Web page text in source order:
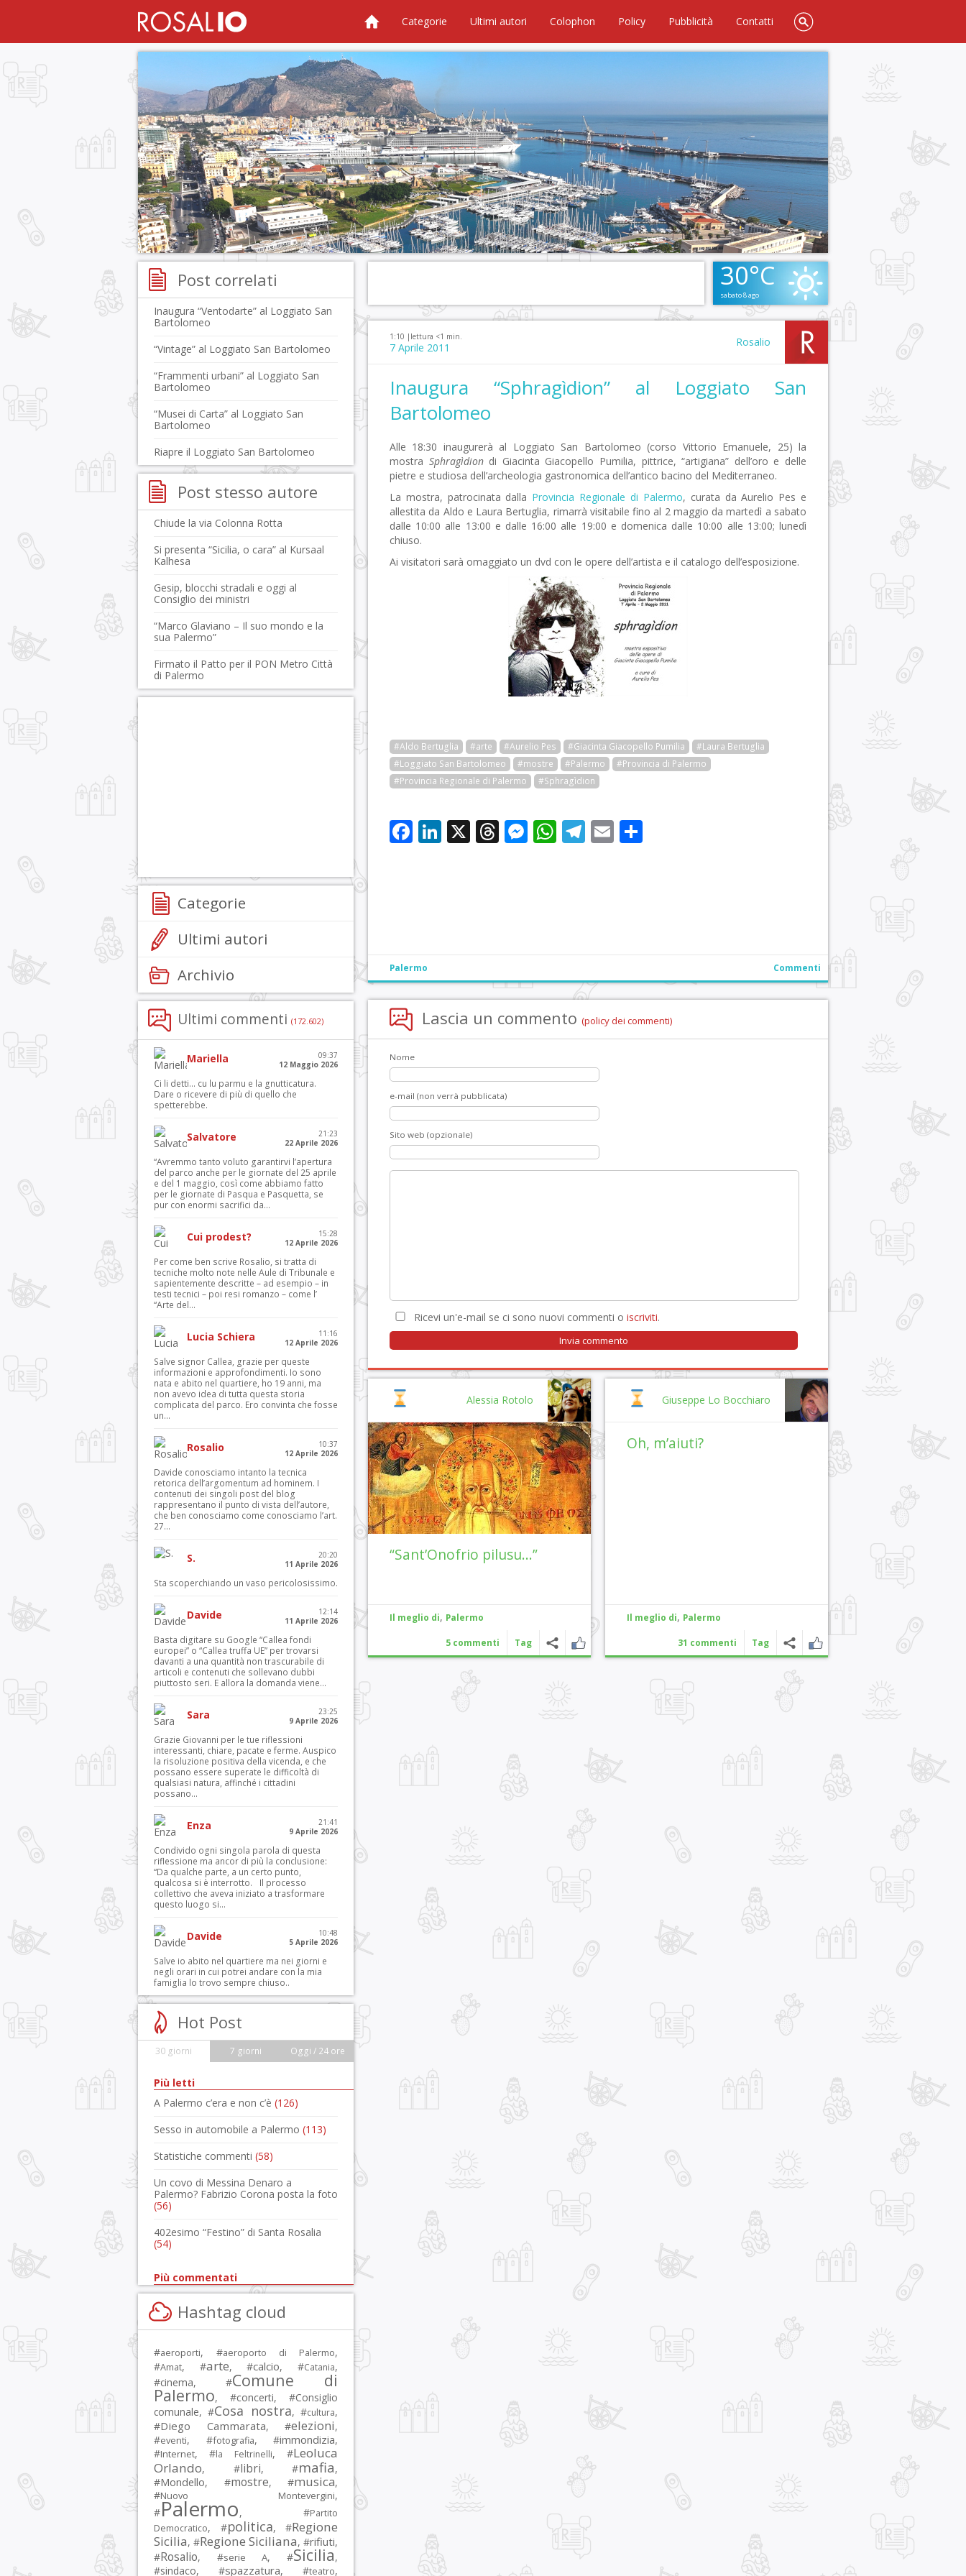
Categorie Ultimi autori Colophon Policy Pubblicità Contatti
30°C
sabato 8 ago
1:10 | lettura <1 min.
7 Aprile 2011 Rosalio
Inaugura “Sphragìdion” al Loggiato San
Bartolomeo
Alle 18:30 inaugurerà al Loggiato San Bartolomeo (corso Vittorio Emanuele, 25) la
mostra Sphragìdiondi Giacinta Giacopello Pumilia, pittrice, “artigiana” dell’oro e delle
pietre e studiosa dell’archeologia gastronomica dell’antico bacino del Mediterraneo.
La mostra, patrocinata dalla Provincia Regionale di Palermo, curata da Aurelio Pes e
allestita da Aldo e Laura Bertuglia, rimarrà visitabile fino al 2 maggio da martedì a sabato
dalle 10:00 alle 13:00 e dalle 16:00 alle 19:00 e domenica dalle 10:00 alle 13:00; lunedì
chiuso.
Ai visitatori sarà omaggiato un dvd con le opere dell’artista e il catalogo dell’esposizione.
#Aldo Bertuglia #arte #Aurelio Pes #Giacinta Giacopello Pumilia
#Laura Bertuglia
#Loggiato San Bartolomeo
#mostre #Palermo
#Provincia di Palermo
#Provincia Regionale di Palermo
#Sphragìdion
Facebook
LinkedIn
X Threads
Messenger
WhatsApp
Telegram
Email
Palermo Commenti
Lascia un commento (policy dei commenti)
Nome
e-mail (non verrà pubblicata)
Sito web (opzionale)
Ricevi un'e-mail se ci sono nuovi commenti o iscriviti.
Giuseppe Lo Bocchiaro
Oh, m’aiuti?
Il meglio di, Palermo
31 commenti Tag
Alessia Rotolo
“Sant’Onofrio pilusu…”
Il meglio di, Palermo
5 commenti Tag
Post correlati
Inaugura “Ventodarte” al Loggiato San
Bartolomeo
“Vintage” al Loggiato San Bartolomeo
“Frammenti urbani” al Loggiato San
Bartolomeo
“Musei di Carta” al Loggiato San
Bartolomeo
Riapre il Loggiato San Bartolomeo
Post stesso autore
Chiude la via Colonna Rotta
Si presenta “Sicilia, o cara” al Kursaal
Kalhesa
Gesip, blocchi stradali e oggi al
Consiglio dei ministri
“Marco Glaviano – Il suo mondo e la
sua Palermo”
Firmato il Patto per il PON Metro Città
di Palermo
Categorie
Ultimi autori
Archivio
Ultimi commenti (172.602)
Mariella
09:37
12 Maggio 2026
Ci li detti… cu lu parmu e la gnutticatura.
Dare o ricevere di più di quello che
spetterebbe.
Salvatore
21:23
22 Aprile 2026
“Avremmo tanto voluto garantirvi l’apertura
del parco anche per le giornate del 25 aprile
e del 1 maggio, così come abbiamo fatto
per le giornate di Pasqua e Pasquetta, se
pur con enormi sacrifici da...
Cui prodest?
15:28
12 Aprile 2026
Per come ben scrive Rosalio, si tratta di
tecniche molto note nelle Aule di Tribunale e
sapientemente descritte – ad esempio – in
testi tecnici – poi resi romanzo – come l’
“Arte del...
Lucia Schiera
11:16
12 Aprile 2026
Salve signor Callea, grazie per queste
informazioni e approfondimenti. Io sono
nata e abito nel quartiere, ho 19 anni, ma
non avevo idea di tutta questa storia
complicata del parco. Ero convinta che fosse
un...
Rosalio
10:37
12 Aprile 2026
Davide conosciamo intanto la tecnica
retorica dell’argomentum ad hominem. I
contenuti dei singoli post del blog
rappresentano il punto di vista dell’autore,
che ben conosciamo come conosciamo l’art.
27...
S.
20:20
11 Aprile 2026
Sta scoperchiando un vaso pericolosissimo.
Davide
12:14
11 Aprile 2026
Basta digitare su Google “Callea fondi
europei” o “Callea truffa UE” per trovarsi
davanti a una quantità non trascurabile di
articoli e contenuti che sollevano dubbi
piuttosto seri. E allora la domanda viene...
Sara
23:25
9 Aprile 2026
Grazie Giovanni per le tue riflessioni
interessanti, chiare, pacate e ferme. Auspico
la risoluzione positiva della vicenda, e che
possano essere superate le difficoltà di
qualsiasi natura, affinché i cittadini
possano...
Enza
21:41
9 Aprile 2026
Condivido ogni singola parola di questa
riflessione ma ancor di più la conclusione:
“Da qualche parte, a un certo punto,
qualcosa si è interrotto. Il processo
collettivo che aveva iniziato a trasformare
questo luogo si...
Davide
10:48
5 Aprile 2026
Salve io abito nel quartiere ma nei giorni e
negli orari in cui potrei andare con la mia
famiglia lo trovo sempre chiuso..
Hot Post
30 giorni 7 giorni Oggi / 24 ore
Più letti
A Palermo c’era e non c’è (126)
Sesso in automobile a Palermo (113)
Statistiche commenti (58)
Un covo di Messina Denaro a
Palermo? Fabrizio Corona posta la foto
(56)
402esimo “Festino” di Santa Rosalia
(54)
Più commentati
Hashtag cloud
#aeroporti, #aeroporto di Palermo,
#Amat, #arte, #calcio, #Catania,
#cinema, #Comune di
Palermo, #concerti, #Consiglio
comunale, #Cosa nostra, #cultura,
#Diego Cammarata, #elezioni,
#eventi, #fotografia, #immondizia,
#Internet, #la Feltrinelli, #Leoluca
Orlando, #libri, #mafia,
#Mondello, #mostre, #musica,
#Nuovo Montevergini,
#Palermo, #Partito
Democratico, #politica, #Regione
Sicilia, #Regione Siciliana, #rifiuti,
#Rosalio, #serie A, #Sicilia,
#sindaco, #spazzatura, #teatro,